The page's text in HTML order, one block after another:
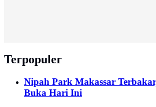
Terpopuler
Nipah Park Makassar
Buka Hari Ini